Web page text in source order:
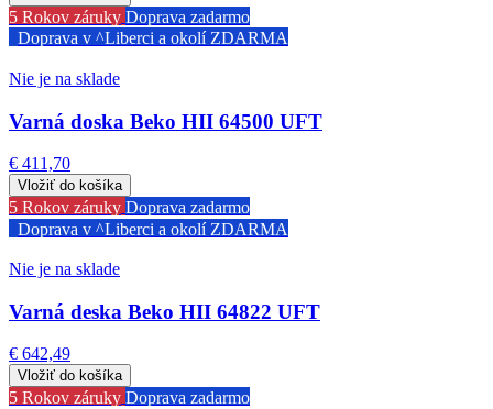
5 Rokov záruky Doprava zadarmo
Doprava v ^Liberci a okolí ZDARMA
Nie je na sklade
Varná doska Beko HII 64500 UFT
€ 411,70
5 Rokov záruky Doprava zadarmo
Doprava v ^Liberci a okolí ZDARMA
Nie je na sklade
Varná deska Beko HII 64822 UFT
€ 642,49
5 Rokov záruky Doprava zadarmo